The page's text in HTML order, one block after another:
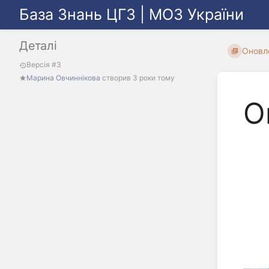
База Знань ЦГЗ | МОЗ України
Деталі
Версія #3
Марина Овчиннікова створив 3 роки тому